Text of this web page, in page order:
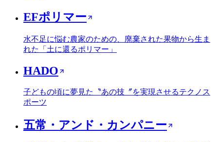
EFポリマー
水不足に悩む農家のための、廃棄された果物から生ま
れた「土に還るポリマー」
HADO
子どもの頃に夢見た〝あの技〞を実現させるテクノス
ポーツ
五常・アンド・カンパニー